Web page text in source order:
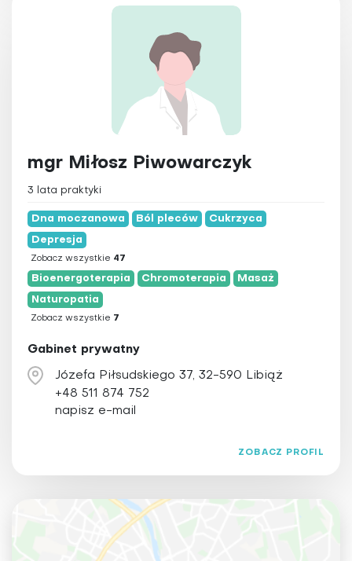
mgr Miłosz Piwowarczyk
3 lata praktyki
Dna moczanowa Ból pleców Cukrzyca
Depresja
Zobacz wszystkie 47
Bioenergoterapia Chromoterapia Masaż
Naturopatia
Zobacz wszystkie 7
Gabinet prywatny
Józefa Piłsudskiego 37, 32-590 Libiąż
+48 511 874 752
napisz e-mail
ZOBACZ PROFIL